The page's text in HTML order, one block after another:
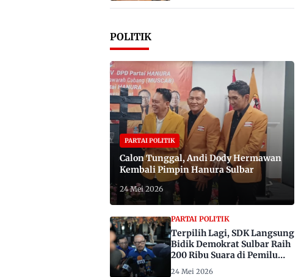
POLITIK
PARTAI POLITIK
Calon Tunggal, Andi Dody Hermawan
Kembali Pimpin Hanura Sulbar
24 Mei 2026
PARTAI POLITIK
Terpilih Lagi, SDK Langsung
Bidik Demokrat Sulbar Raih
200 Ribu Suara di Pemilu
2029
24 Mei 2026